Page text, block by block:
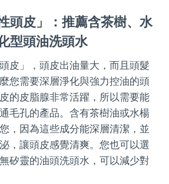
頭皮」：推薦含茶樹、水
型頭油洗頭水
皮」，頭皮出油量大，而且頭髮
您需要深層淨化與強力控油的頭
的皮脂腺非常活躍，所以需要能
毛孔的產品。含有茶樹油或水楊
，因為這些成分能深層清潔，並
，讓頭皮感覺清爽。您也可以選
矽靈的油頭洗頭水，可以減少對